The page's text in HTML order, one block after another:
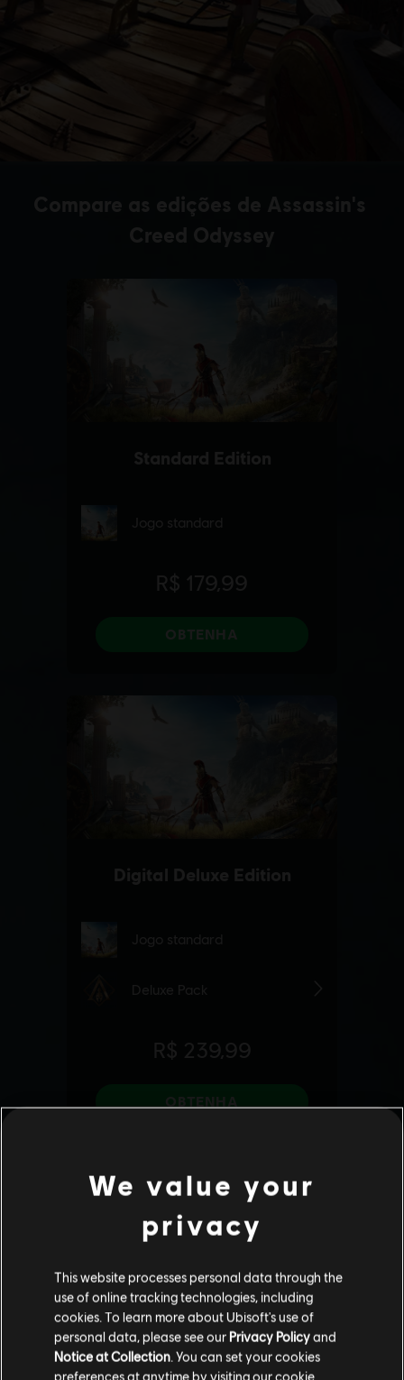
We value your
privacy
This website processes personal data through the
use of online tracking technologies, including
cookies. To learn more about Ubisoft's use of
personal data, please see our Privacy Policyand
Notice at Collection . You can set your cookies
preferences at anytime by visiting ourcookie